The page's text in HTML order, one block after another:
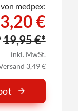
von medpex:
€
19,95 €*
inkl. MwSt.
3,49 €